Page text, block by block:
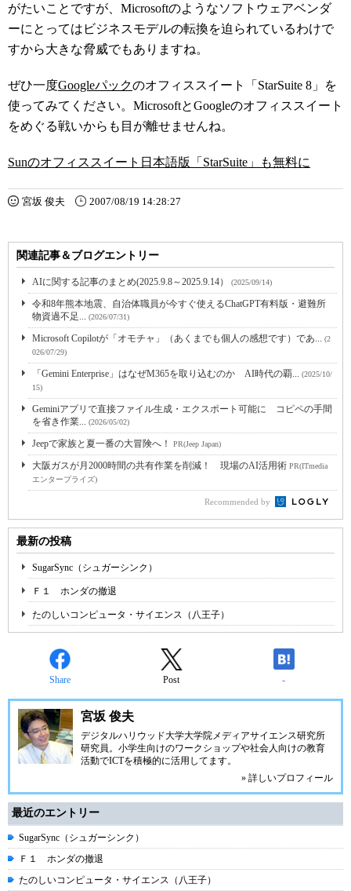
がたいことですが、Microsoftのようなソフトウェアベンダ
ーにとってはビジネスモデルの転換を迫られているわけで
すから大きな脅威でもありますね。
ぜひ一度Googleパックのオフィススイート「StarSuite 8」を
使ってみてください。MicrosoftとGoogleのオフィススイート
をめぐる戦いからも目が離せませんね。
Sunのオフィススイート日本語版「StarSuite」も無料に
宮坂 俊夫 2007/08/19 14:28:27
関連記事＆ブログエントリー
AIに関する記事のまとめ(2025.9.8～2025.9.14） (2025/09/14)
令和8年熊本地震、自治体職員が今すぐ使えるChatGPT有料版・避難所
物資過不足... (2026/07/31)
Microsoft Copilotが「オモチャ」（あくまでも個人の感想です）であ... (2
026/07/29)
「Gemini Enterprise」はなぜM365を取り込むのか AI時代の覇... (2025/10/
15)
Geminiアプリで直接ファイル生成・エクスポート可能に コピペの手間
を省き作業... (2026/05/02)
Jeepで家族と夏一番の大冒険へ！ PR(Jeep Japan)
大阪ガスが月2000時間の共有作業を削減！ 現場のAI活用術 PR(ITmedia
エンタープライズ)
Recommended by
最新の投稿
SugarSync（シュガーシンク）
Ｆ１ ホンダの撤退
たのしいコンピュータ・サイエンス（八王子）
Share Post -
宮坂 俊夫
デジタルハリウッド大学大学院メディアサイエンス研究所
研究員。小学生向けのワークショップや社会人向けの教育
活動でICTを積極的に活用してます。
» 詳しいプロフィール
最近のエントリー
SugarSync（シュガーシンク）
Ｆ１ ホンダの撤退
たのしいコンピュータ・サイエンス（八王子）